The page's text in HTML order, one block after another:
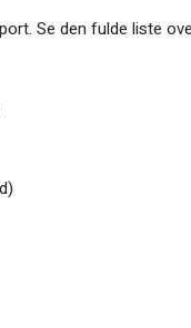
Se den fulde liste